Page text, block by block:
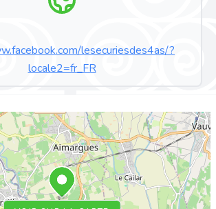
lesecuriesdes4as/?
locale2=fr_FR